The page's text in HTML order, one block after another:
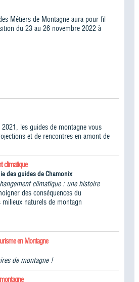
Métiers de Montagne aura pour fil
du 23 au 26 novembre 2022 à
les guides de montagne vous
et de rencontres en amont de
climatique
des guides de Chamonix
climatique : une histoire
des conséquences du
naturels de montagn
en Montagne
de montagne !